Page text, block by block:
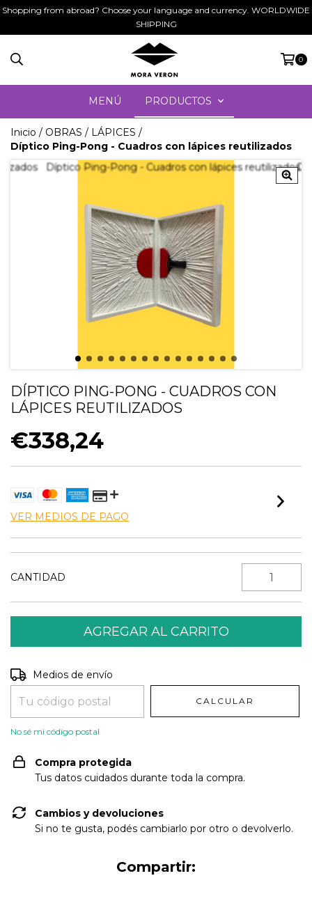
Shopping from abroad? Choose your language and currency. WORLDWIDE
SHIPPING
0
MENÚ PRODUCTOS
Inicio / OBRAS / LÁPICES /
Díptico Ping-Pong - Cuadros con lápices reutilizados
DÍPTICO PING-PONG - CUADROS CON
LÁPICES REUTILIZADOS
€338,24
VER MEDIOS DE PAGO
CANTIDAD
Entregas para el CP:
Medios de envío
CALCULAR
No sé mi código postal
Compra protegida
Tus datos cuidados durante toda la compra.
Cambios y devoluciones
Si no te gusta, podés cambiarlo por otro o devolverlo.
Compartir: